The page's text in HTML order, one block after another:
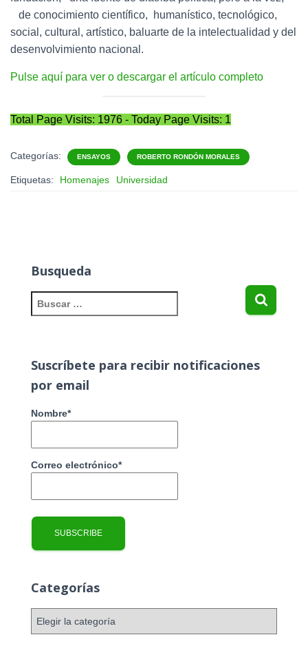
de conocimiento científico, humanístico, tecnológico,
social, cultural, artístico, baluarte de la intelectualidad y del
desenvolvimiento nacional.
Pulse aquí para ver o descargar el artículo completo
Total Page Visits: 1976 - Today Page Visits: 1
Categorías: ENSAYOS ROBERTO RONDÓN MORALES
Etiquetas: Homenajes Universidad
Busqueda
u
a
:
Suscríbete para recibir notificaciones
por email
Nombre*
Correo electrónico*
Categorías